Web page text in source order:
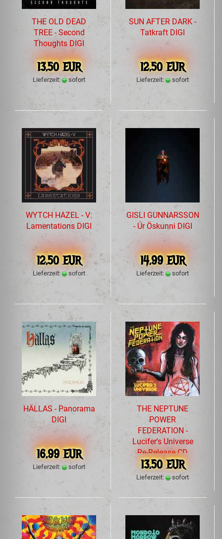
THE OLD DEAD
TREE - Second
Thoughts DIGI
13,50 EUR
Lieferzeit: sofort
SUN AFTER DARK -
Tatkraft DIGI
12,50 EUR
Lieferzeit: sofort
WYTCH HAZEL - V:
Lamentations DIGI
12,50 EUR
Lieferzeit: sofort
GISLI GUNNARSSON
- Úr Öskunni DIGI
14,99 EUR
Lieferzeit: sofort
HÄLLAS - Panorama
DIGI
16,99 EUR
Lieferzeit: sofort
THE NEPTUNE
POWER
FEDERATION -
Lucifer's Universe
Re-Release CD
13,50 EUR
Lieferzeit: sofort